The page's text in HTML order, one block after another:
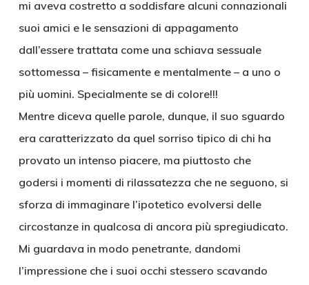
mi aveva costretto a soddisfare alcuni connazionali
suoi amici e le sensazioni di appagamento
dall’essere trattata come una schiava sessuale
sottomessa – fisicamente e mentalmente – a uno o
più uomini. Specialmente se di colore!!!
Mentre diceva quelle parole, dunque, il suo sguardo
era caratterizzato da quel sorriso tipico di chi ha
provato un intenso piacere, ma piuttosto che
godersi i momenti di rilassatezza che ne seguono, si
sforza di immaginare l’ipotetico evolversi delle
circostanze in qualcosa di ancora più spregiudicato.
Mi guardava in modo penetrante, dandomi
l’impressione che i suoi occhi stessero scavando